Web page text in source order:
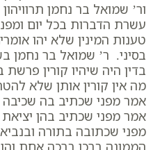
ור’ שמואל בר נחמן
עשרת הדברות בכל יום
טענות המינין שלא יהו
בסיני. ר’ שמואל בר נחמן
בדין היה שיהיו קורין
מה אין קורין אותן שלא
אמר מפני שכתיב בה שכיבה
אמר מפני שכתיב בהן
מפני שכתובה בתורה
הממונה ברכו ברכה אחת